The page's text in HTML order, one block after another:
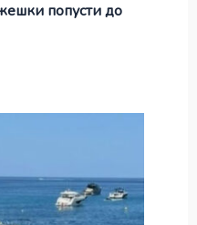
попусти до